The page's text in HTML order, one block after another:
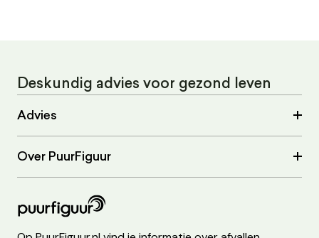
Deskundig advies voor gezond leven
Advies
Over PuurFiguur